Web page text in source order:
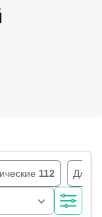
112 Для